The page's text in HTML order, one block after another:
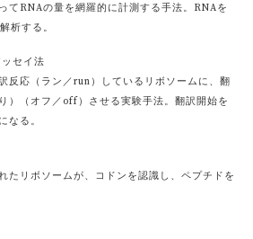
てRNAの量を網羅的に計測する手法。RNAを
析する。
セイ法
反応（ラン／run）しているリボソームに、翻
）（オフ／off）させる実験手法。翻訳開始を
なる。
たリボソームが、コドンを認識し、ペプチドを